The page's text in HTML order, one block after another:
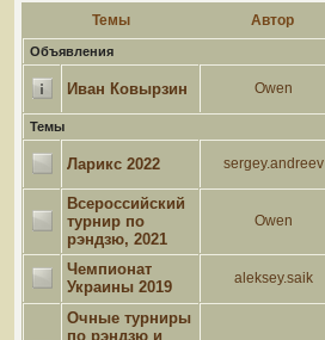
Темы Автор
Объявления
Иван Ковырзин Owen
Темы
Ларикс 2022 sergey.andreev
Всероссийский
турнир по
рэндзю, 2021
Owen
Чемпионат
Украины 2019
aleksey.saik
Очные турниры
по рэндзю и